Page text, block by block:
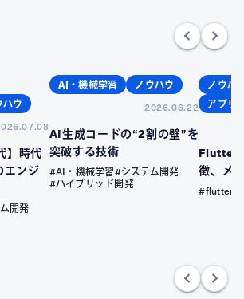
ハウ
】時代
エンジ
開発
AI・機械学習 ノウハウ
2026.06.22
AI生成コードの“2割の壁”を
突破する技術
#AI・機械学習#システム開発
#ハイブリッド開発
ノウハ
アプリ
Flutter
徴、メ
#flutter